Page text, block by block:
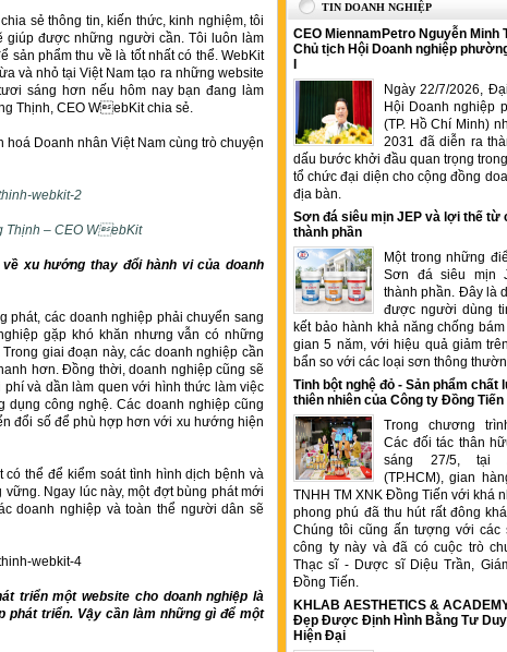
sẻ thông tin, kiến thức, kinh nghiệm, tôi
giúp được những người cần. Tôi luôn làm
sản phẩm thu về là tốt nhất có thể. WebKit
và nhỏ tại Việt Nam tạo ra những website
sáng hơn nếu hôm nay bạn đang làm
Thịnh, CEO WebKit chia sẻ.
Doanh nhân Việt Nam cùng trò chuyện
Thịnh – CEO WebKit
xu hướng thay đổi hành vi của doanh
phát, các doanh nghiệp phải chuyển sang
gặp khó khăn nhưng vẫn có những
giai đoạn này, các doanh nghiệp cần
hơn. Đồng thời, doanh nghiệp cũng sẽ
và dần làm quen với hình thức làm việc
công nghệ. Các doanh nghiệp cũng
đổi số để phù hợp hơn với xu hướng hiện
thể để kiểm soát tình hình dịch bệnh và
Ngay lúc này, một đợt bùng phát mới
doanh nghiệp và toàn thể người dân sẽ
triển một website cho doanh nghiệp là
phát triển. Vậy cần làm những gì để một
TIN DOANH NGHIỆP
CEO MiennamPetro Nguyễn Minh
Chủ tịch Hội Doanh nghiệp
Ngày 22/7/2026,
Hội Doanh nghiệp
(TP. Hồ Chí Minh)
2031 đã diễn ra
dấu bước khởi đầu quan trọng
tổ chức đại diện cho cộng đồng
địa bàn.
Sơn đá siêu mịn JEP và lợi thế từ
thành phần
Một trong những
Sơn đá siêu mịn
thành phần. Đây là
được người dùng
kết bảo hành khả năng chống
gian 5 năm, với hiệu quả giảm
bẩn so với các loại sơn thông
Tinh bột nghệ đỏ - Sản phẩm chất
thiên nhiên của Công ty Đồng Tiến
Trong chương
Các đối tác thân
sáng 27/5, tại
(TP.HCM), gian
TNHH TM XNK Đồng Tiến với khá
phong phú đã thu hút rất đông
Chúng tôi cũng ấn tượng với các
công ty này và đã có cuộc trò
Thạc sĩ - Dược sĩ Diệu Trần,
Đồng Tiến.
KHLAB AESTHETICS &
Đẹp Được Định Hình Bằng Tư
Hiện Đại